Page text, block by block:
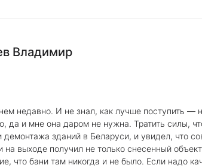
Владимир
недавно. И не знал, как лучше поступить —
да и мне она даром не нужна. Тратить силы,
демонтажа зданий в Беларуси, и увидел, что
на выходе получил не только снесенный
что бани там никогда и не было. Если надо